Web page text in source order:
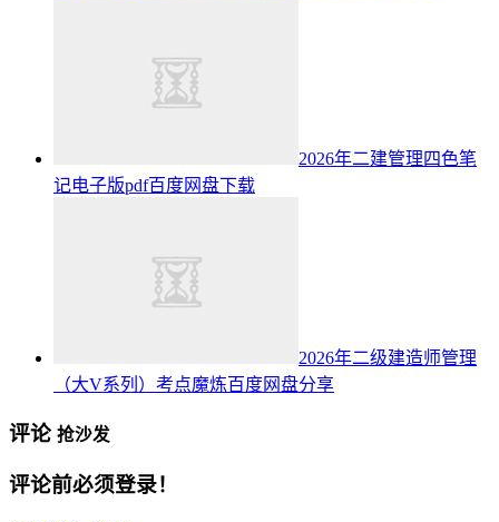
2026年二建管理四色笔
记电子版pdf百度网盘下载
2026年二级建造师管理
（大V系列）考点魔炼百度网盘分享
评论 抢沙发
评论前必须登录！